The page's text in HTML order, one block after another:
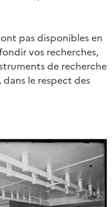
pas disponibles en
vos recherches,
de recherche
, dans le respect des